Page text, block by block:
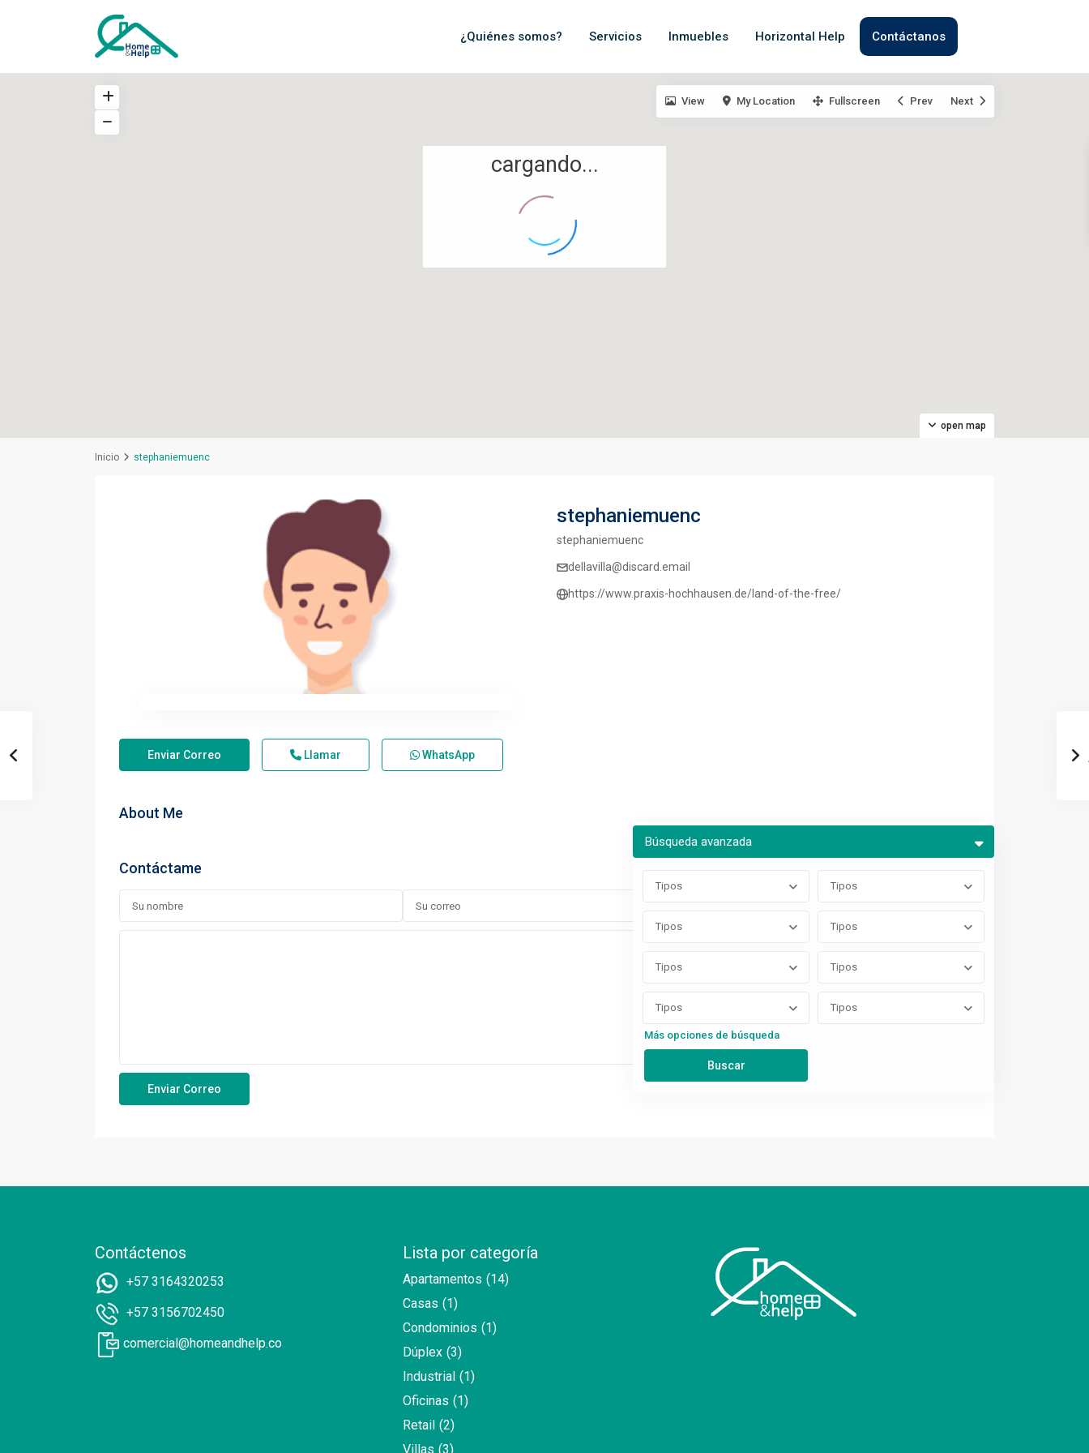
¿Quiénes somos? Servicios Inmuebles Horizontal Help Contáctanos
cargando...
open map
View My Location Fullscreen Prev Next
Búsqueda avanzada
Tipos Tipos
Tipos Tipos
Tipos Tipos
Tipos Tipos
Más opciones de búsqueda
Inicio stephaniemuenc
stephaniemuenc
stephaniemuenc
dellavilla@discard.email
https://www.praxis-hochhausen.de/land-of-the-free/
Enviar Correo Llamar WhatsApp
About Me
Contáctame
Contáctenos
+57 3164320253
+57 3156702450
comercial@homeandhelp.co
Lista por categoría
Apartamentos (14)
Casas (1)
Condominios (1)
Dúplex (3)
Industrial (1)
Oficinas (1)
Retail (2)
Villas (3)